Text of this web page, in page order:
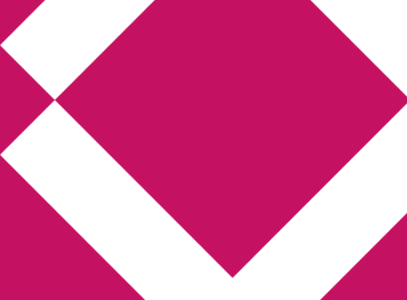
Annikas litteratur-
och kulturblogg
Deckare, kriminalromaner, thrillers
Hem Författarfemman
Webbshop Amazon